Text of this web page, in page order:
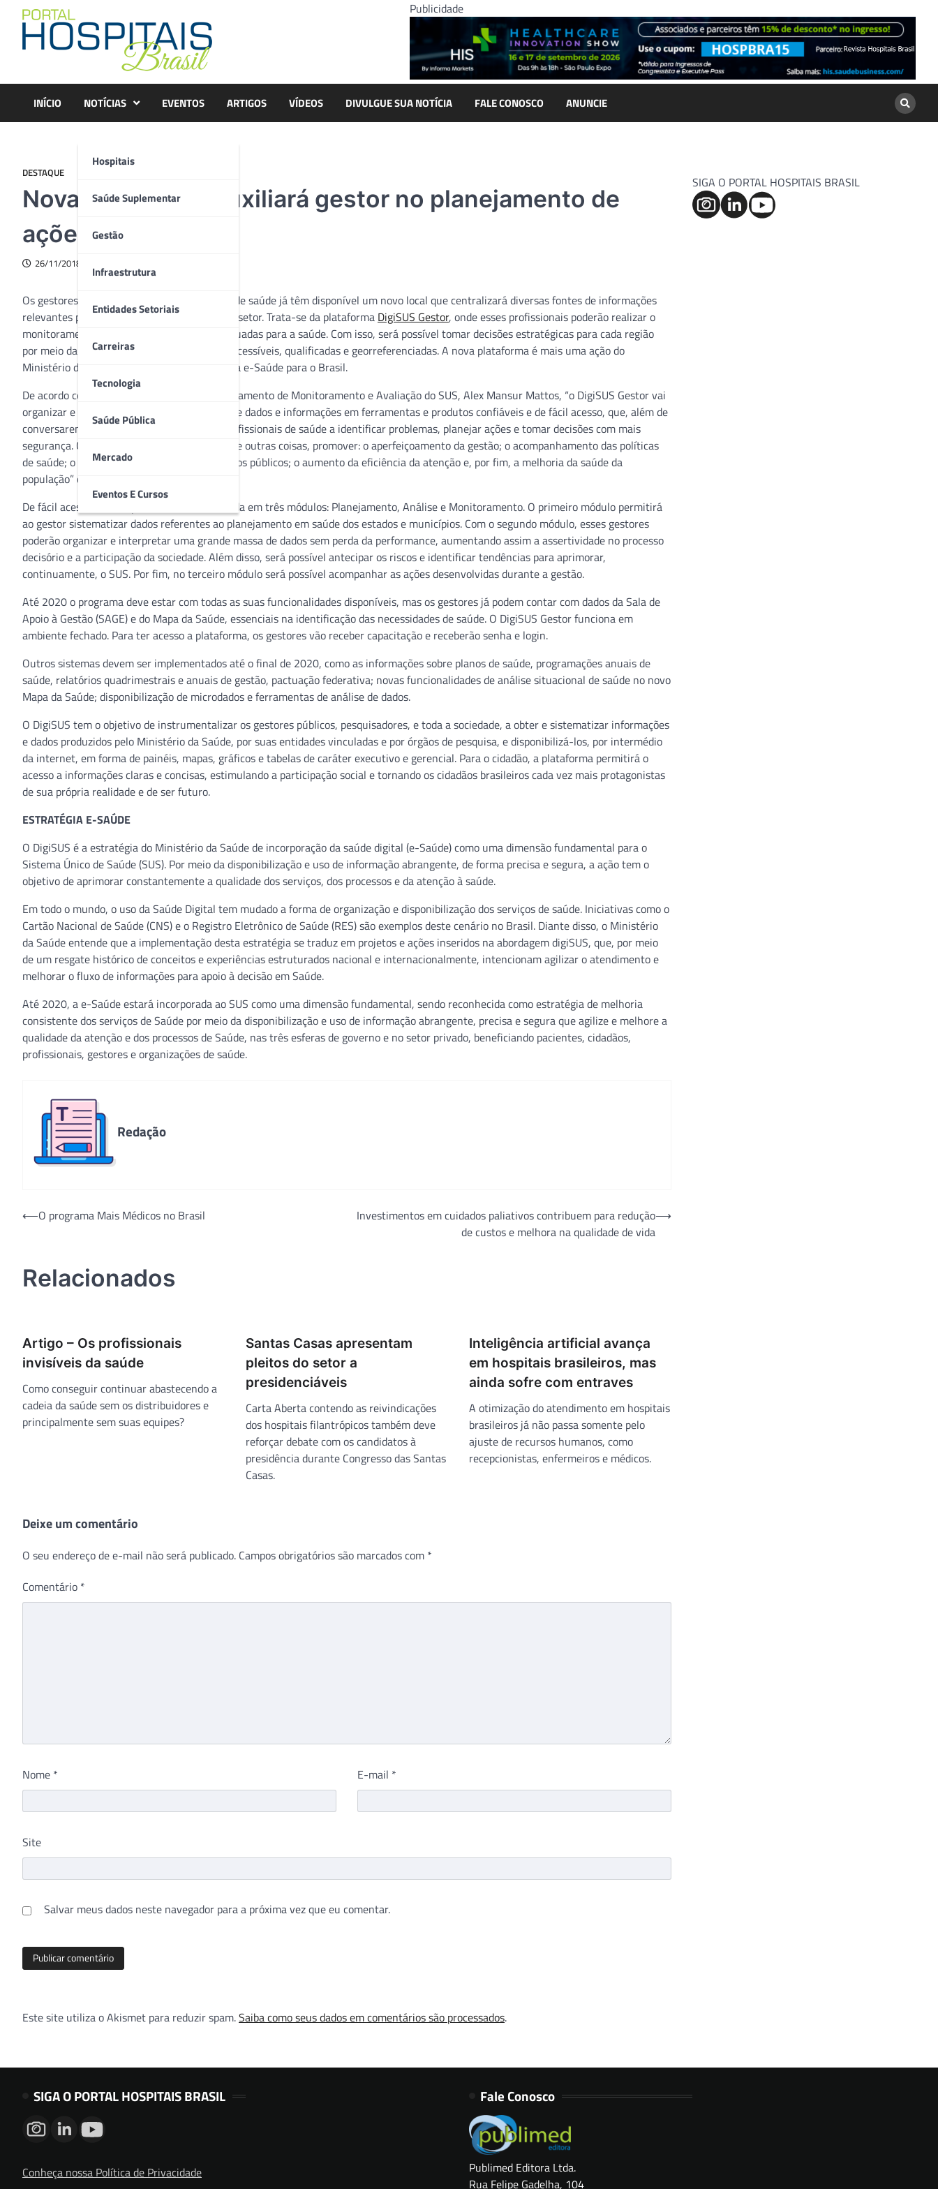
content
Publicidade
INÍCIO NOTÍCIAS
Hospitais
Saúde Suplementar
Gestão
Infraestrutura
Entidades Setoriais
Carreiras
Tecnologia
Saúde Pública
Mercado
Eventos E Cursos
EVENTOS ARTIGOS VÍDEOS DIVULGUE SUA NOTÍCIA FALE CONOSCO ANUNCIE
DESTAQUE
Nova plataforma auxiliará gestor no planejamento de
ações em saúde
26/11/2018
Os gestores federais, estaduais e municipais de saúde já têm disponível um novo local que centralizará diversas fontes de informações
relevantes para o planejamento das ações no setor. Trata-se da plataforma DigiSUS Gestor, onde esses profissionais poderão realizar o
monitoramento dos indicadores e metas pactuadas para a saúde. Com isso, será possível tomar decisões estratégicas para cada região
por meio da disponibilização de informações acessíveis, qualificadas e georreferenciadas. A nova plataforma é mais uma ação do
Ministério da Saúde no contexto da Estratégia e-Saúde para o Brasil.
De acordo com o Diretor Substituto do Departamento de Monitoramento e Avaliação do SUS, Alex Mansur Mattos, “o DigiSUS Gestor vai
organizar e transformar um imenso volume de dados e informações em ferramentas e produtos confiáveis e de fácil acesso, que, além de
conversarem entre si, ajudarão técnicos e profissionais de saúde a identificar problemas, planejar ações e tomar decisões com mais
segurança. Com isso, o projeto pretende, entre outras coisas, promover: o aperfeiçoamento da gestão; o acompanhamento das políticas
de saúde; o aprimoramento do uso dos recursos públicos; o aumento da eficiência da atenção e, por fim, a melhoria da saúde da
população” conclui.
De fácil acesso, a nova plataforma está dividida em três módulos: Planejamento, Análise e Monitoramento. O primeiro módulo permitirá
ao gestor sistematizar dados referentes ao planejamento em saúde dos estados e municípios. Com o segundo módulo, esses gestores
poderão organizar e interpretar uma grande massa de dados sem perda da performance, aumentando assim a assertividade no processo
decisório e a participação da sociedade. Além disso, será possível antecipar os riscos e identificar tendências para aprimorar,
continuamente, o SUS. Por fim, no terceiro módulo será possível acompanhar as ações desenvolvidas durante a gestão.
Até 2020 o programa deve estar com todas as suas funcionalidades disponíveis, mas os gestores já podem contar com dados da Sala de
Apoio à Gestão (SAGE) e do Mapa da Saúde, essenciais na identificação das necessidades de saúde. O DigiSUS Gestor funciona em
ambiente fechado. Para ter acesso a plataforma, os gestores vão receber capacitação e receberão senha e login.
Outros sistemas devem ser implementados até o final de 2020, como as informações sobre planos de saúde, programações anuais de
saúde, relatórios quadrimestrais e anuais de gestão, pactuação federativa; novas funcionalidades de análise situacional de saúde no novo
Mapa da Saúde; disponibilização de microdados e ferramentas de análise de dados.
O DigiSUS tem o objetivo de instrumentalizar os gestores públicos, pesquisadores, e toda a sociedade, a obter e sistematizar informações
e dados produzidos pelo Ministério da Saúde, por suas entidades vinculadas e por órgãos de pesquisa, e disponibilizá-los, por intermédio
da internet, em forma de painéis, mapas, gráficos e tabelas de caráter executivo e gerencial. Para o cidadão, a plataforma permitirá o
acesso a informações claras e concisas, estimulando a participação social e tornando os cidadãos brasileiros cada vez mais protagonistas
de sua própria realidade e de ser futuro.
ESTRATÉGIA E-SAÚDE
O DigiSUS é a estratégia do Ministério da Saúde de incorporação da saúde digital (e-Saúde) como uma dimensão fundamental para o
Sistema Único de Saúde (SUS). Por meio da disponibilização e uso de informação abrangente, de forma precisa e segura, a ação tem o
objetivo de aprimorar constantemente a qualidade dos serviços, dos processos e da atenção à saúde.
Em todo o mundo, o uso da Saúde Digital tem mudado a forma de organização e disponibilização dos serviços de saúde. Iniciativas como o
Cartão Nacional de Saúde (CNS) e o Registro Eletrônico de Saúde (RES) são exemplos deste cenário no Brasil. Diante disso, o Ministério
da Saúde entende que a implementação desta estratégia se traduz em projetos e ações inseridos na abordagem digiSUS, que, por meio
de um resgate histórico de conceitos e experiências estruturados nacional e internacionalmente, intencionam agilizar o atendimento e
melhorar o fluxo de informações para apoio à decisão em Saúde.
Até 2020, a e-Saúde estará incorporada ao SUS como uma dimensão fundamental, sendo reconhecida como estratégia de melhoria
consistente dos serviços de Saúde por meio da disponibilização e uso de informação abrangente, precisa e segura que agilize e melhore a
qualidade da atenção e dos processos de Saúde, nas três esferas de governo e no setor privado, beneficiando pacientes, cidadãos,
profissionais, gestores e organizações de saúde.
Redação
Navegação
⟵O programa Mais Médicos no Brasil
Investimentos em cuidados paliativos contribuem para redução
de custos e melhora na qualidade de vida
⟶
Relacionados
Artigo – Os profissionais
invisíveis da saúde
Como conseguir continuar abastecendo a
cadeia da saúde sem os distribuidores e
principalmente sem suas equipes?
Santas Casas apresentam
pleitos do setor a
presidenciáveis
Carta Aberta contendo as reivindicações
dos hospitais filantrópicos também deve
reforçar debate com os candidatos à
presidência durante Congresso das Santas
Casas.
Inteligência artificial avança
em hospitais brasileiros, mas
ainda sofre com entraves
A otimização do atendimento em hospitais
brasileiros já não passa somente pelo
ajuste de recursos humanos, como
recepcionistas, enfermeiros e médicos.
Deixe um comentário
O seu endereço de e-mail não será publicado. Campos obrigatórios são marcados com *
Comentário *
Nome * E-mail *
Site
Salvar meus dados neste navegador para a próxima vez que eu comentar.
Este site utiliza o Akismet para reduzir spam.Saiba como seus dados em comentários são processados.
SIGA O PORTAL HOSPITAIS BRASIL
SIGA O PORTAL HOSPITAIS BRASIL
Conheça nossa Política de Privacidade
Fale Conosco
Publimed Editora Ltda.
Rua Felipe Gadelha, 104